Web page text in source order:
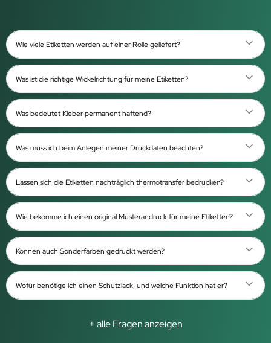
Wie viele Etiketten werden auf einer Rolle geliefert?
Was ist die richtige Wickelrichtung für meine Etiketten?
Was bedeutet Kleber permanent haftend?
Was muss ich beim Anlegen meiner Druckdaten beachten?
Lassen sich die Etiketten nachträglich thermotransfer bedrucken?
Wie bekomme ich einen original Musterandruck für meine Etiketten?
Können auch Sonderfarben gedruckt werden?
Wofür benötige ich einen Schutzlack, und welche Funktion hat er?
+ alle Fragen anzeigen